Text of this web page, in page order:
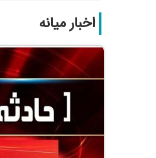
اخبار میانه